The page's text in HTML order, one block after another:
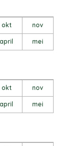
okt nov
april mei
okt nov
april mei